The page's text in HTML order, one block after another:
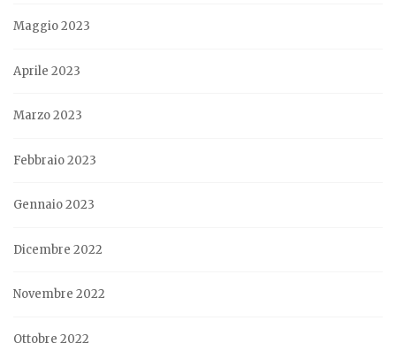
Maggio 2023
Aprile 2023
Marzo 2023
Febbraio 2023
Gennaio 2023
Dicembre 2022
Novembre 2022
Ottobre 2022